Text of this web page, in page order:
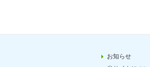
お知らせ